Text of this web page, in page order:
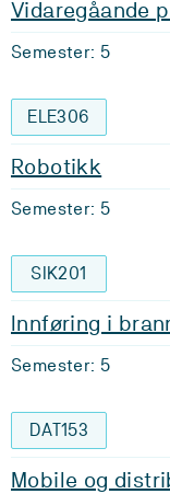
Vidaregåande
Semester: 5
ELE306
Robotikk
Semester: 5
SIK201
Innføring i
Semester: 5
DAT153
Mobile og